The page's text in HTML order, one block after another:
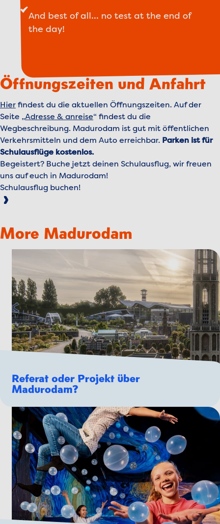
And best of all... no test at the end of
the day!
Öffnungszeiten und Anfahrt
Hier findest du die aktuellen Öffnungszeiten. Auf der
Seite „Adresse & anreise“ findest du die
Wegbeschreibung. Madurodam ist gut mit öffentlichen
Verkehrsmitteln und dem Auto erreichbar. Parken ist für
Schulausflüge kostenlos.
Begeistert? Buche jetzt deinen Schulausflug, wir freuen
uns auf euch in Madurodam!
Schulausflug buchen!
More Madurodam
Referat oder Projekt über
Madurodam?